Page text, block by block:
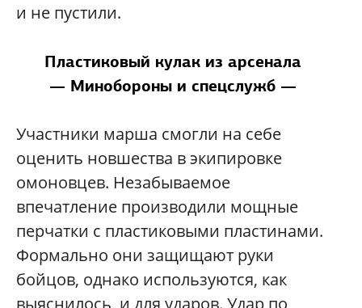
и не пустили.
Пластиковый кулак из арсенала
— Минобороны и спецслужб —
Участники марша смогли на себе
оценить новшества в экипировке
омоновцев. Незабываемое
впечатление производили мощные
перчатки с пластиковыми пластинами.
Формально они защищают руки
бойцов, однако используются, как
выяснилось, и для ударов. Удар по